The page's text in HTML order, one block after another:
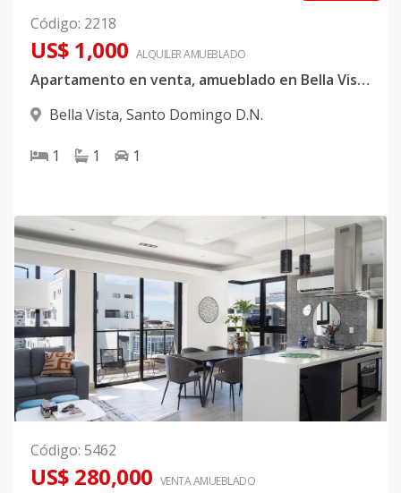
Código: 2218
US$ 1,000 ALQUILERAMUEBLADO
Apartamento en venta, amueblado en Bella Vista
Bella Vista, Santo Domingo D.N.
1 1 1
Código: 5462
US$ 280,000 VENTA AMUEBLADO